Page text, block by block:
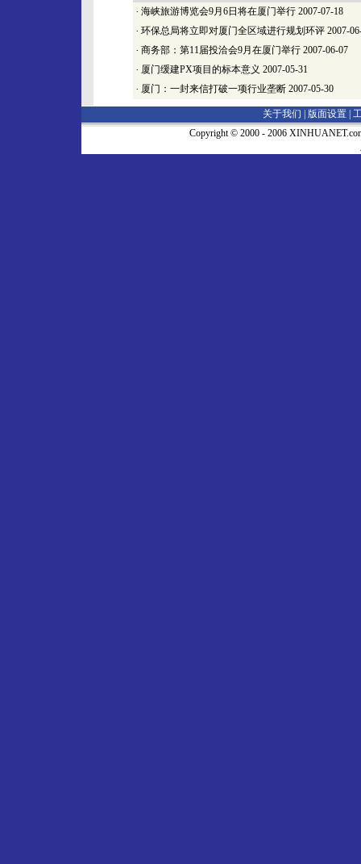
· 海峡旅游博览会9月6日将在厦门举行 2007-07-18
· 环保总局将立即对厦门全区域进行规划环评 2007-
· 商务部：第11届投洽会9月在厦门举行 2007-06-07
· 厦门缓建PX项目的标本意义 2007-05-31
· 厦门：一封来信打破一项行业垄断 2007-05-30
关于我们 | 版面设置
Copyright © 2000 - 2006